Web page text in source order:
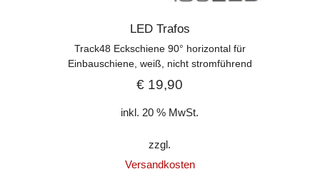
LED Trafos
Track48 Eckschiene 90° horizontal für
Einbauschiene, weiß, nicht stromführend
€ 19,90
inkl. 20 % MwSt.
zzgl.
Versandkosten